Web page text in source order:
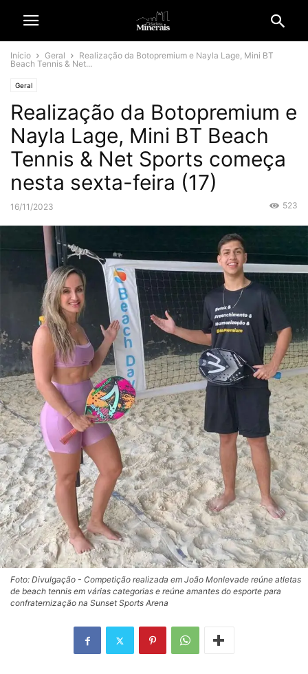
Início Geral
Realização da Botopremium e Nayla Lage, Mini BT
Beach Tennis & Net...
Geral
Realização da Botopremium e
Nayla Lage, Mini BT Beach
Tennis & Net Sports começa
nesta sexta-feira (17)
16/11/2023 523
Foto: Divulgação - Competição realizada em João Monlevade reúne atletas
de beach tennis em várias categorias e reúne amantes do esporte para
confraternização na Sunset Sports Arena